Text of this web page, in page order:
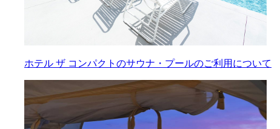
ホテル ザ コンパクトのサウナ・プールのご利用について